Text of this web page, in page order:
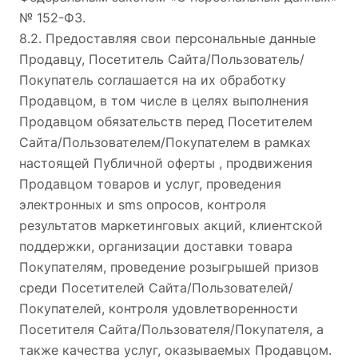
№ 152-ФЗ.
8.2. Предоставляя свои персональные данные
Продавцу, Посетитель Сайта/Пользователь/
Покупатель соглашается на их обработку
Продавцом, в том числе в целях выполнения
Продавцом обязательств перед Посетителем
Сайта/Пользователем/Покупателем в рамках
настоящей Публичной оферты , продвижения
Продавцом товаров и услуг, проведения
электронных и sms опросов, контроля
результатов маркетинговых акций, клиентской
поддержки, организации доставки товара
Покупателям, проведение розыгрышей призов
среди Посетителей Сайта/Пользователей/
Покупателей, контроля удовлетворенности
Посетителя Сайта/Пользователя/Покупателя, а
также качества услуг, оказываемых Продавцом.